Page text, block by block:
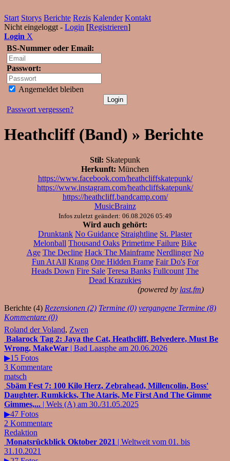
Start Storys Berichte Rezis Kalender Kontakt
Nicht eingeloggt - Login [Registrieren]
Login X
BS-Nummer oder Email:
Passwort:
Angemeldet bleiben
Passwort vergessen?
Heathcliff (Band) » Berichte
Stil: Skatepunk
Herkunft: München
https://www.facebook.com/heathcliffskatepunk/
https://www.instagram.com/heathcliffskatepunk/
https://heathcliff.bandcamp.com/
MusicBrainz
Infos zuletzt geändert: 06.08.2026 05:49
Wird auch gehört:
Drunktank No Guidance Straightline St. Plaster
Melonball Thousand Oaks Primetime Failure Bike
Age The Decline Hack The Mainframe Nerdlinger No
Fun At All Krang One Hidden Frame Fair Do's For
Heads Down Fire Sale Teresa Banks Fullcount The
Dead Krazukies
(powered by last.fm)
Berichte (4) Rezensionen (2) Termine (0) vergangene Termine (8)
Kommentare (0)
Roland der Voland, Zwen
Balarock Tag 2: Jaya the Cat, Heathcliff, Belvedere, Must Be
Wrong, MakeWar | Bad Laasphe am 20.06.2026
▶15 Fotos
3 Kommentare
matsch
Sbäm Fest 7: 100 Kilo Herz, Zebrahead, Millencolin, Boss'
Daughter, Rumkicks, The Ataris, Me First And The Gimme
Gimmes,... | Wels (A) am 30./31.05.2025
▶47 Fotos
2 Kommentare
Redaktion
Monatsrückblick Oktober 2021 | Weltweit vom 01. bis
31.10.2021